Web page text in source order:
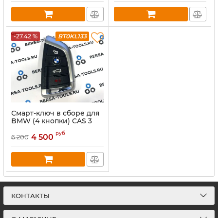
-27.42 % BT0KL133
Смарт-ключ в сборе для
BMW (4 кнопки) CAS 3
868 mhz, чип 7945,
бесключевой доступ
6 200 4 500 руб
КОНТАКТЫ